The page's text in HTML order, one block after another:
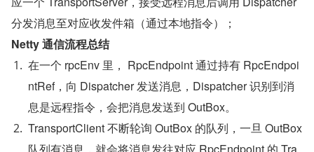
分发消息至对应收发件箱（通过本地指令）；
Netty 通信流程总结
在一个 rpcEnv 里， RpcEndpoint 通过持有 RpcEndpoi
ntRef，向 Dispatcher 发送消息，Dispatcher 识别到消
息是远程指令，会把消息发送到 OutBox。
TransportClient 不断轮询 OutBox 的队列，一旦 OutBox